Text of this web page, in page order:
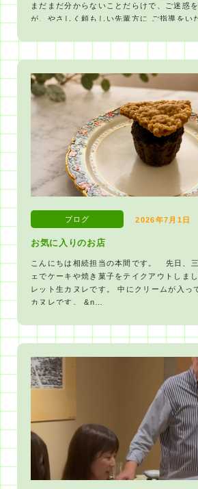
まだまだ分からないことだらけで、ご迷惑
が、やさしく頼もしい先輩方に ご指導をい
お気に入りのお店
ブログ 2026年7月1日
こんにちは相続担当の本間です。 先日、
ェでケーキや焼き菓子をテイクアウトしま
レット生カヌレです。 中にクリームが入っ
カヌレです。 &n…